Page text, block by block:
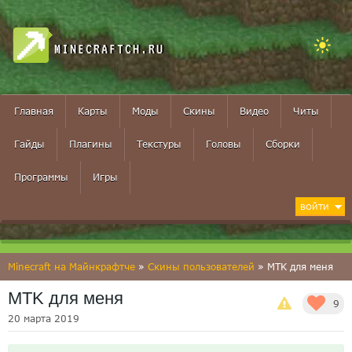
MINECRAFTCH.RU
Главная Карты Моды Скины Видео Читы
Гайды Плагины Текстуры Головы Сборки
Программы Игры
ВОЙТИ
Minecraft на Майнкрафтче » Скины пользователей » MTK для меня
9
MTK для меня
20 марта 2019